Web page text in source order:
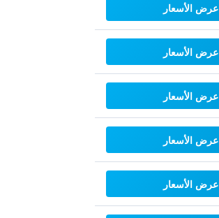
عرض الأسعار
عرض الأسعار
عرض الأسعار
عرض الأسعار
عرض الأسعار